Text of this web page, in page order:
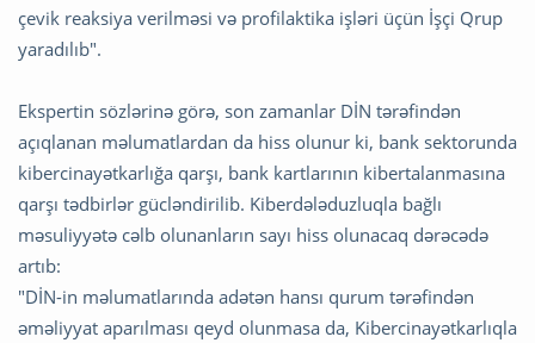
çevik reaksiya verilməsi və profilaktika işləri üçün İşçi Qrup
yaradılıb".
Ekspertin sözlərinə görə, son zamanlar DİN tərəfindən
açıqlanan məlumatlardan da hiss olunur ki, bank sektorunda
kibercinayətkarlığa qarşı, bank kartlarının kibertalanmasına
qarşı tədbirlər gücləndirilib. Kiberdələduzluqla bağlı
məsuliyyətə cəlb olunanların sayı hiss olunacaq dərəcədə
artıb:
"DİN-in məlumatlarında adətən hansı qurum tərəfindən
əməliyyat aparılması qeyd olunmasa da, Kibercinayətkarlıqla